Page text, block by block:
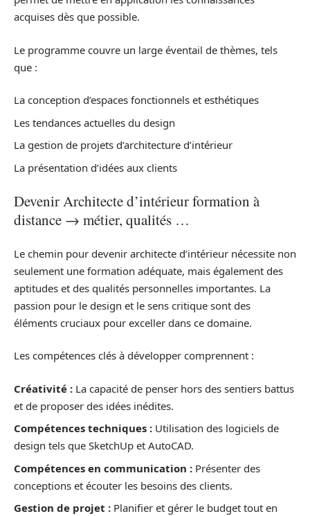
acquises dès que possible.
Le programme couvre un large éventail de thèmes, tels
que :
La conception d’espaces fonctionnels et esthétiques
Les tendances actuelles du design
La gestion de projets d’architecture d’intérieur
La présentation d’idées aux clients
Devenir Architecte d’intérieur formation à
distance → métier, qualités …
Le chemin pour devenir architecte d’intérieur nécessite non
seulement une formation adéquate, mais également des
aptitudes et des qualités personnelles importantes. La
passion pour le design et le sens critique sont des
éléments cruciaux pour exceller dans ce domaine.
Les compétences clés à développer comprennent :
Créativité : La capacité de penser hors des sentiers battus
et de proposer des idées inédites.
Compétences techniques : Utilisation des logiciels de
design tels que SketchUp et AutoCAD.
Compétences en communication : Présenter des
conceptions et écouter les besoins des clients.
Gestion de projet : Planifier et gérer le budget tout en